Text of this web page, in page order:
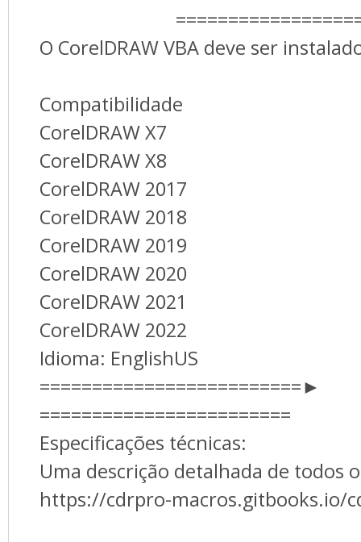
O CorelDRAW VBA deve ser
Compatibilidade
CorelDRAW X7
CorelDRAW X8
CorelDRAW 2017
CorelDRAW 2018
CorelDRAW 2019
CorelDRAW 2020
CorelDRAW 2021
CorelDRAW 2022
Idioma: EnglishUS
=========================►
========================
Especificações técnicas:
Uma descrição detalhada de todos
https://cdrpro-